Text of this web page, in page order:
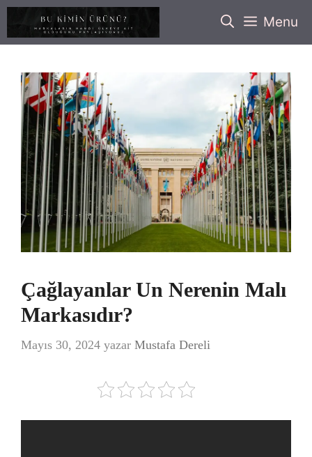
İçeriğe
Menu
Çağlayanlar Un Nerenin Malı
Markasıdır?
Mayıs 30, 2024 yazar Mustafa Dereli